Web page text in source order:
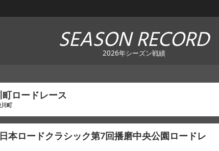
SEASON RECORD
2026年シーズン戦績
ロードレース
町
本ロードクラシック第7回播磨中央公園ロードレ